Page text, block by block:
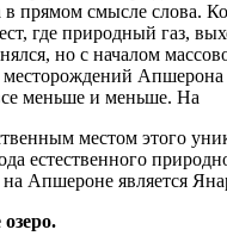
в прямом смысле слова.
где природный газ,
но с началом
месторождений Апшерона
меньше и меньше. На
местом этого
естественного
Апшероне является
озеро.